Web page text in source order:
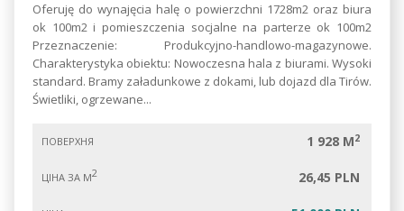
Oferuję do wynajęcia halę o powierzchni 1728m2 oraz biura
ok 100m2 i pomieszczenia socjalne na parterze ok 100m2
Przeznaczenie: Produkcyjno-handlowo-magazynowe.
Charakterystyka obiektu: Nowoczesna hala z biurami. Wysoki
standard. Bramy załadunkowe z dokami, lub dojazd dla Tirów.
Świetliki, ogrzewane...
ПОВЕРХНЯ 1 928 M2
ЦІНА ЗА М2 26,45 PLN